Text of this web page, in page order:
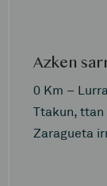
Azken
0 Km –
Ttakun,
Zaragueta